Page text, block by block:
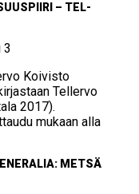
– TEL­
3
Koivisto
Tellervo
2017).
mukaan alla
MET­SÄ